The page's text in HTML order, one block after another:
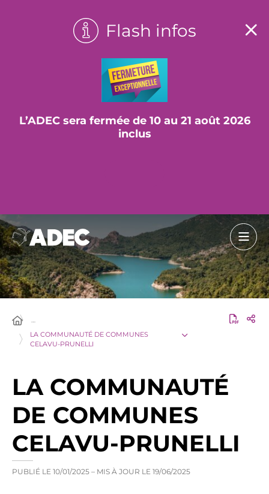
Flash infos
L’ADEC sera fermée de 10 au 21 août 2026
inclus
…
LA COMMUNAUTÉ DE COMMUNES
CELAVU-PRUNELLI
LA COMMUNAUTÉ
DE COMMUNES
CELAVU-PRUNELLI
PUBLIÉ LE 10/01/2025 – MIS À JOUR LE 19/06/2025